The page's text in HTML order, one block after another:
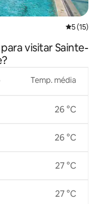
5 (15)
visitar Sainte-
Temp. média
26 °C
26 °C
27 °C
27 °C